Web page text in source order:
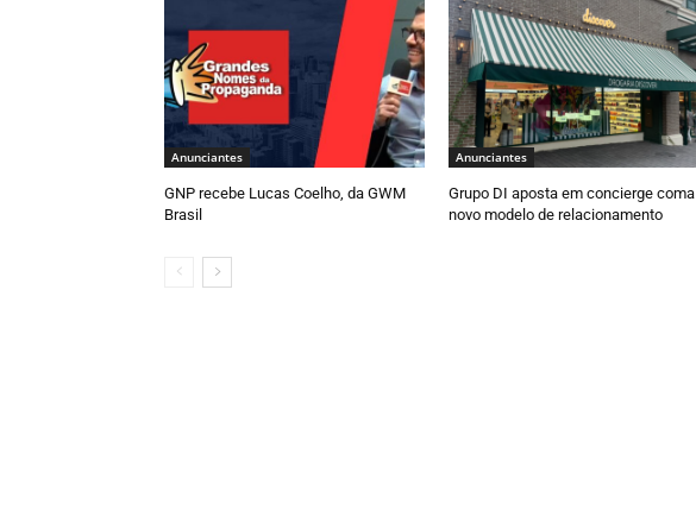
Anunciantes
GNP recebe Lucas Coelho, da GWM
Brasil
Anunciantes
Grupo DI aposta em concierge coma
novo modelo de relacionamento